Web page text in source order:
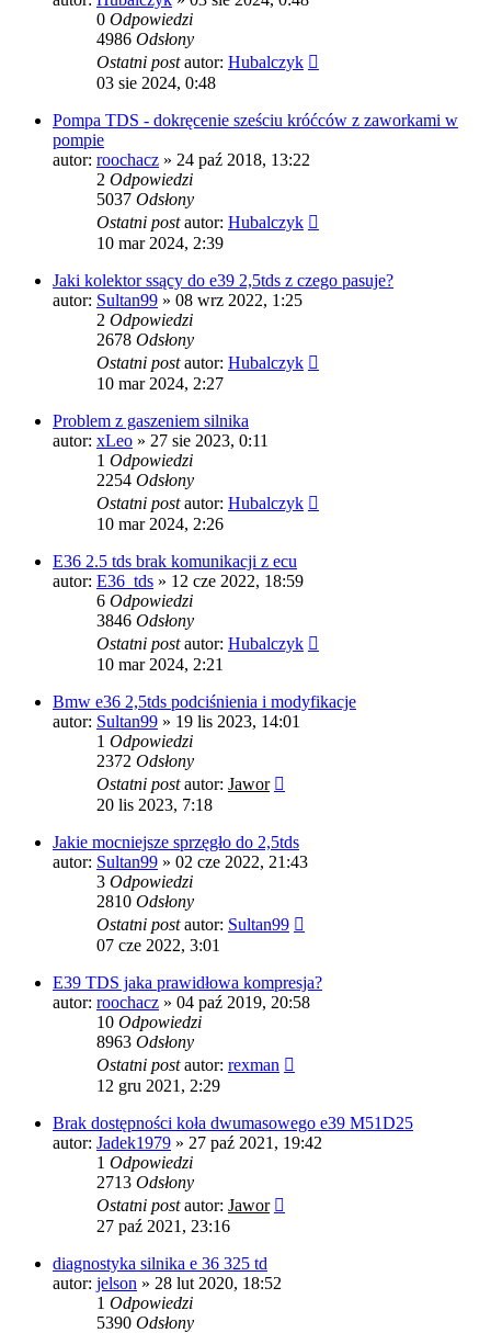
0 Odpowiedzi
4986 Odsłony
Ostatni postautor: Hubalczyk
03 sie 2024, 0:48
Pompa TDS - dokręcenie sześciu króćców z zaworkami w
pompie
autor: roochacz » 24 paź 2018, 13:22
2 Odpowiedzi
5037 Odsłony
Ostatni postautor: Hubalczyk
10 mar 2024, 2:39
Jaki kolektor ssący do e39 2,5tds z czego pasuje?
autor: Sultan99 » 08 wrz 2022, 1:25
2 Odpowiedzi
2678 Odsłony
Ostatni postautor: Hubalczyk
10 mar 2024, 2:27
Problem z gaszeniem silnika
autor: xLeo » 27 sie 2023, 0:11
1 Odpowiedzi
2254 Odsłony
Ostatni postautor: Hubalczyk
10 mar 2024, 2:26
E36 2.5 tds brak komunikacji z ecu
autor: E36_tds » 12 cze 2022, 18:59
6 Odpowiedzi
3846 Odsłony
Ostatni postautor: Hubalczyk
10 mar 2024, 2:21
Bmw e36 2,5tds podciśnienia i modyfikacje
autor: Sultan99 » 19 lis 2023, 14:01
1 Odpowiedzi
2372 Odsłony
Ostatni postautor: Jawor
20 lis 2023, 7:18
Jakie mocniejsze sprzęgło do 2,5tds
autor: Sultan99 » 02 cze 2022, 21:43
3 Odpowiedzi
2810 Odsłony
Ostatni postautor: Sultan99
07 cze 2022, 3:01
E39 TDS jaka prawidłowa kompresja?
autor: roochacz » 04 paź 2019, 20:58
10 Odpowiedzi
8963 Odsłony
Ostatni postautor: rexman
12 gru 2021, 2:29
Brak dostępności koła dwumasowego e39 M51D25
autor: Jadek1979 » 27 paź 2021, 19:42
1 Odpowiedzi
2713 Odsłony
Ostatni postautor: Jawor
27 paź 2021, 23:16
diagnostyka silnika e 36 325 td
autor: jelson » 28 lut 2020, 18:52
1 Odpowiedzi
5390 Odsłony